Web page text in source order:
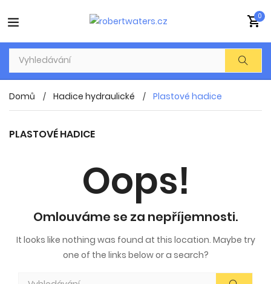
0
Domů Hadice hydraulické Plastové hadice
PLASTOVÉ HADICE
Oops!
Omlouváme se za nepříjemnosti.
It looks like nothing was found at this location. Maybe try
one of the links below or a search?